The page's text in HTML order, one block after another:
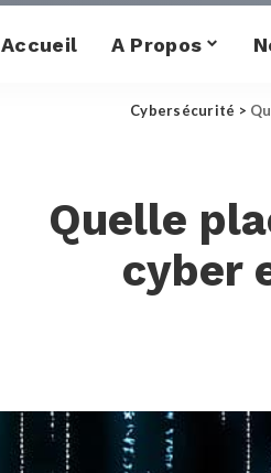
Accueil A Propos
Cybersécurité >
Quelle
cyber